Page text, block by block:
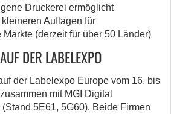
Druckerei ermöglicht
Auflagen für
(derzeit für über 50 Länder)
DER LABELEXPO
der Labelexpo Europe vom 16. bis
mit MGI Digital
5E61, 5G60). Beide Firmen